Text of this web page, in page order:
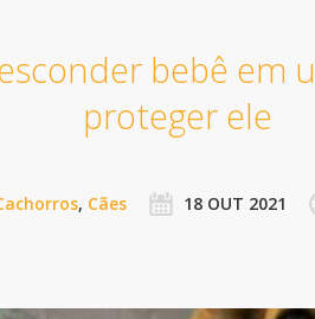
bebê em
proteger ele
, Cães 18 OUT 2021